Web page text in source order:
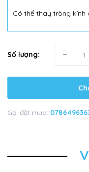
Có thể thay tròng kính
Số lượng: -
Gọi đặt mua: